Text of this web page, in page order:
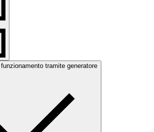
tramite generatore